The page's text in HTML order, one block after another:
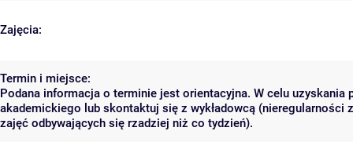
Zajęcia:
Termin i miejsce:
Podana informacja o terminie jest orientacyjna. W celu
akademickiego lub skontaktuj się z wykładowcą (nieregularności
zajęć odbywających się rzadziej niż co tydzień).